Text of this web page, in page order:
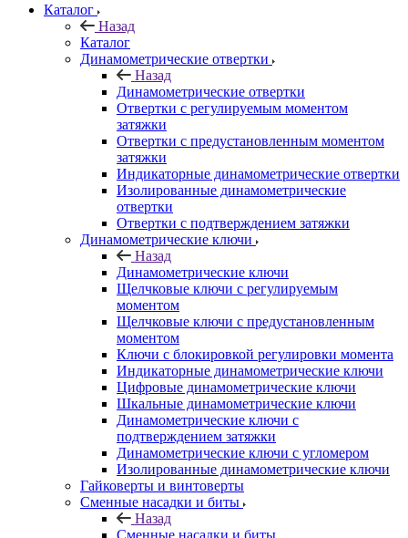
Каталог
Назад
Каталог
Динамометрические отвертки
Назад
Динамометрические отвертки
Отвертки с регулируемым моментом
затяжки
Отвертки с предустановленным моментом
затяжки
Индикаторные динамометрические отвертки
Изолированные динамометрические
отвертки
Отвертки с подтверждением затяжки
Динамометрические ключи
Назад
Динамометрические ключи
Щелчковые ключи с регулируемым
моментом
Щелчковые ключи с предустановленным
моментом
Ключи с блокировкой регулировки момента
Индикаторные динамометрические ключи
Цифровые динамометрические ключи
Шкальные динамометрические ключи
Динамометрические ключи с
подтверждением затяжки
Динамометрические ключи с угломером
Изолированные динамометрические ключи
Гайковерты и винтоверты
Сменные насадки и биты
Назад
Сменные насадки и биты